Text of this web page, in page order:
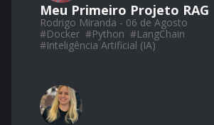
Meu Primeiro Projeto RAG
Rodrigo Miranda - 06 de Agosto
#Docker #Python #LangChain
#Inteligência Artificial (IA)